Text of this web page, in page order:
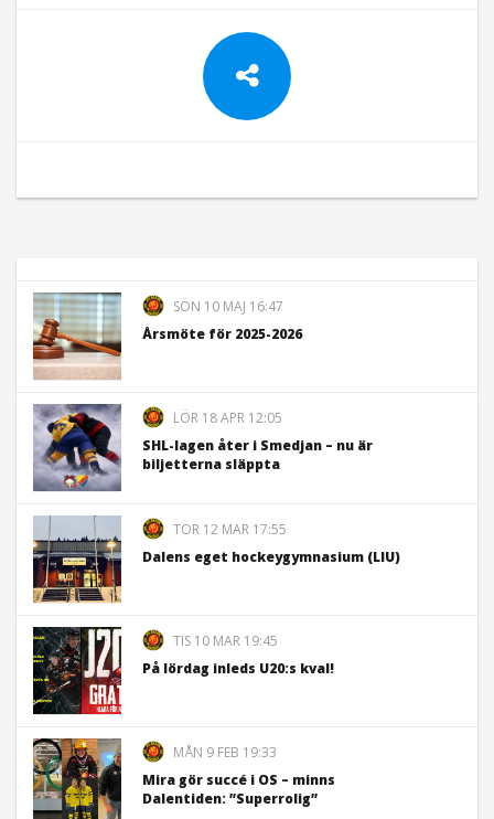
SÖN 10 MAJ 16:47
Årsmöte för 2025-2026
LÖR 18 APR 12:05
SHL-lagen åter i Smedjan – nu är
biljetterna släppta
TOR 12 MAR 17:55
Dalens eget hockeygymnasium (LIU)
TIS 10 MAR 19:45
På lördag inleds U20:s kval!
MÅN 9 FEB 19:33
Mira gör succé i OS – minns
Dalentiden: ”Superrolig”